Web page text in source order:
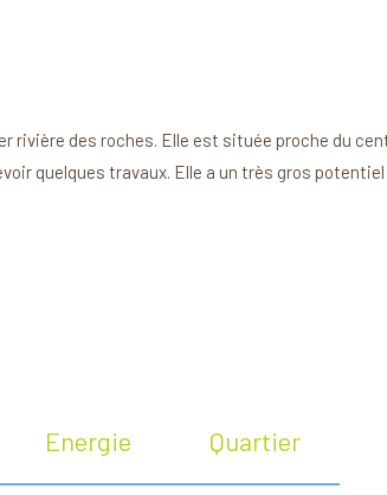
rivière des roches. Elle est située proche du
quelques travaux. Elle a un très gros potentiel
Energie Quartier